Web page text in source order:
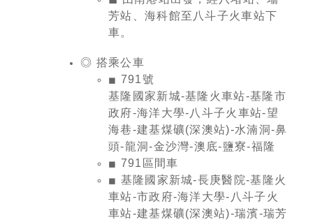
芳站、海科館至八斗子火車站下
車。
◎ 搭乘公車
◼︎ 791號
基隆國家新城-基隆火車站-基隆市
政府-海洋大學-八斗子火車站-望
海巷-建基煤礦(深澳站)-水湳洞-鼻
頭-龍洞-金沙灣-澳底-鹽寮-福隆
◼︎ 791區間車
◼︎ 基隆國家新城-長庚醫院-基隆火
車站-市政府-海洋大學-八斗子火
車站-建基煤礦(深澳站)-瑞濱-瑞芳